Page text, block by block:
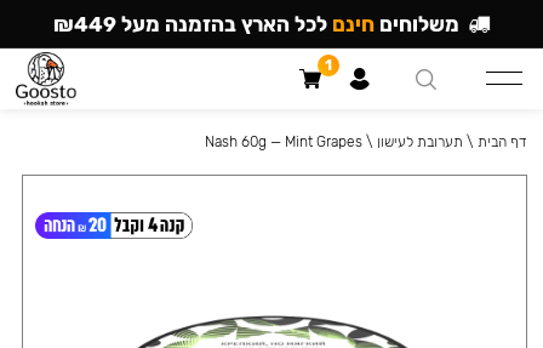
דף הבית \ תערובת לעישון \
Nash 60g — Mint Grapes
משלוחים חינם לכל הארץ בהזמנה מעל ₪449
1